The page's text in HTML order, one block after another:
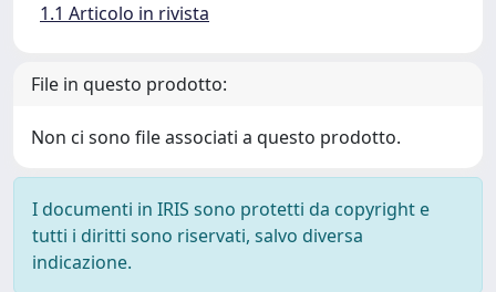
1.1 Articolo in rivista
File in questo prodotto:
Non ci sono file associati a questo prodotto.
I documenti in IRIS sono protetti da copyright e
tutti i diritti sono riservati, salvo diversa
indicazione.